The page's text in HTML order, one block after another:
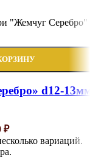
"Жемчуг Серебро"
d12-13мм
₽
вариаций.